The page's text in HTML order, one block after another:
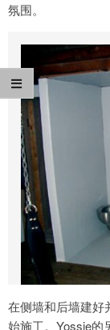
氛围。
在侧墙和后墙建好
始施工。Yossie的